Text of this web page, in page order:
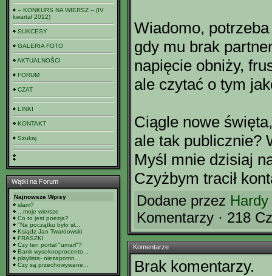
-- KONKURS NA WIERSZ -- (IV
kwartał 2012)
SUKCESY
GALERIA FOTO
AKTUALNOŚCI
FORUM
CZAT
LINKI
KONTAKT
Szukaj
Wątki na Forum
Najnowsze Wpisy
slam?
...moje wiersze
Co to jest poezja?
"Na początku było sł...
Ksiądz Jan Twardowski
FRASZKI
Czy ten portal "umarł"?
Bank wysokooprocento...
playlista- niezapomn...
Czy są przechowywane...
Wiadomo,
gdy mu brak
napięcie obniży,
ale czytać o tym
Ciągle nowe
ale tak publicznie?
Myśl mnie dzisiaj
Czyżbym tracił
Dodane przez Hardy
Komentarzy · 218
Komentarze
Brak komentarzy.